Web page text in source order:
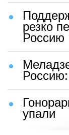
резко
Россию
упали